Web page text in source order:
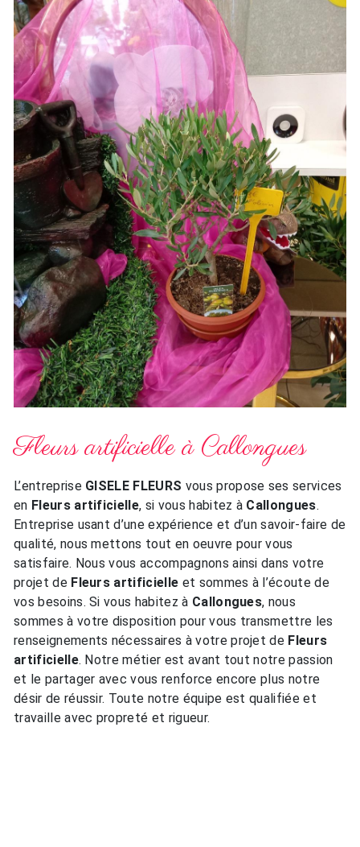
Fleurs artificielle à Callongues
L’entreprise GISELE FLEURS vous propose ses services
en Fleurs artificielle, si vous habitez à Callongues.
Entreprise usant d’une expérience et d’un savoir-faire de
qualité, nous mettons tout en oeuvre pour vous
satisfaire. Nous vous accompagnons ainsi dans votre
projet de Fleurs artificielle et sommes à l’écoute de
vos besoins. Si vous habitez à Callongues, nous
sommes à votre disposition pour vous transmettre les
renseignements nécessaires à votre projet de Fleurs
artificielle. Notre métier est avant tout notre passion
et le partager avec vous renforce encore plus notre
désir de réussir. Toute notre équipe est qualifiée et
travaille avec propreté et rigueur.